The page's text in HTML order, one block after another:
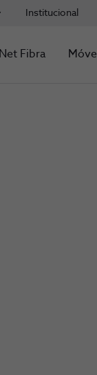
Institucional
Net Fibra